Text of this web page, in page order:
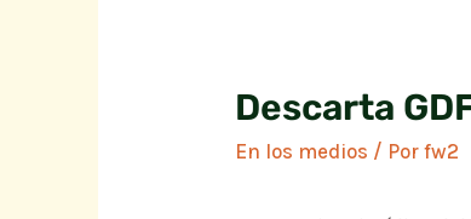
Descarta
En los medios / Porfw2